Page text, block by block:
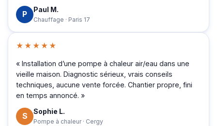
P Paul M.
Chauffage · Paris 17
★★★★★
« Installation d’une pompe à chaleur air/eau dans une
vieille maison. Diagnostic sérieux, vrais conseils
techniques, aucune vente forcée. Chantier propre, fini
en temps annoncé. »
S Sophie L.
Pompe à chaleur · Cergy